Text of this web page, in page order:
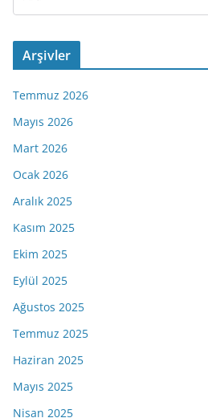
Arşivler
Temmuz 2026
Mayıs 2026
Mart 2026
Ocak 2026
Aralık 2025
Kasım 2025
Ekim 2025
Eylül 2025
Ağustos 2025
Temmuz 2025
Haziran 2025
Mayıs 2025
Nisan 2025